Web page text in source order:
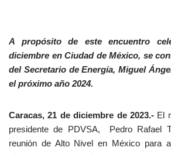
A propósito de este encuentro
diciembre en Ciudad de México, se
del Secretario de Energía, Miguel
el próximo año 2024.
Caracas, 21 de diciembre de 2023.- El
presidente de PDVSA, Pedro Rafael
reunión de Alto Nivel en México para